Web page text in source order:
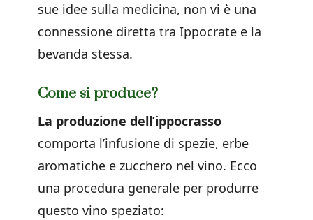
sue idee sulla medicina, non vi è una
connessione diretta tra Ippocrate e la
bevanda stessa.
Come si produce?
La produzione dell’ippocrasso
comporta l’infusione di spezie, erbe
aromatiche e zucchero nel vino. Ecco
una procedura generale per produrre
questo vino speziato: